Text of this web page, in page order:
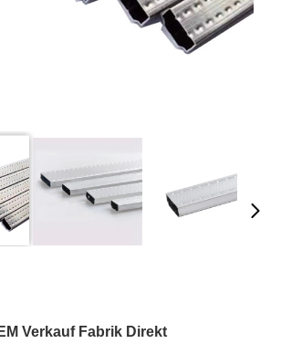
Verkauf Fabrik Direkt